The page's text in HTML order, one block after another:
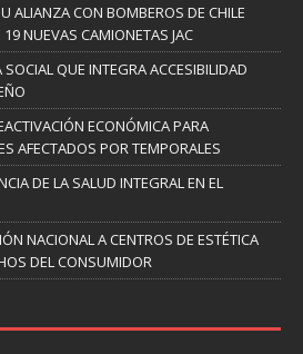
ALIANZA CON BOMBEROS DE CHILE
NUEVAS CAMIONETAS JAC
QUE INTEGRA ACCESIBILIDAD
ECONÓMICA PARA
AFECTADOS POR TEMPORALES
DE LA SALUD INTEGRAL EN EL
NACIONAL A CENTROS DE ESTÉTICA
DEL CONSUMIDOR